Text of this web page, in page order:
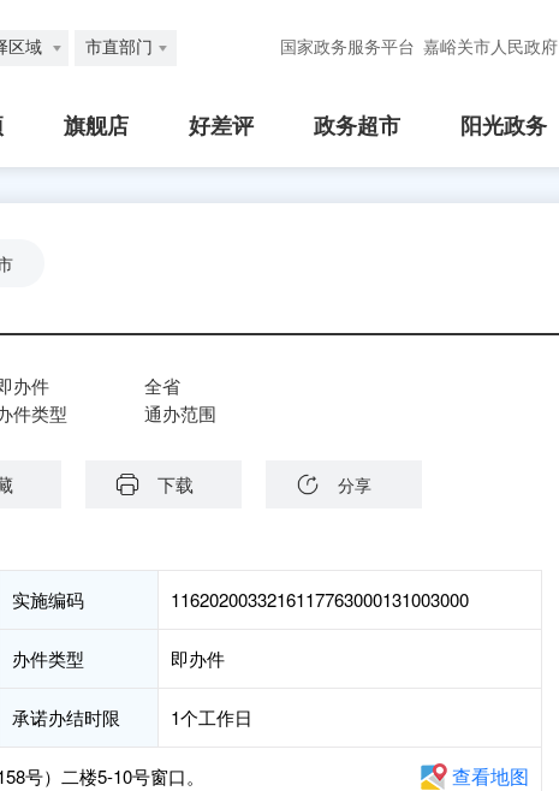
区域 市直部门 国家政务服务平台 嘉峪关市人民政府
旗舰店 好差评 政务超市 阳光政务
办件
件类型
全省
通办范围
下载 分享
实施编码 1162020033216117763000131003000
办件类型 即办件
承诺办结时限 1个工作日
号）二楼5-10号窗口。 查看地图